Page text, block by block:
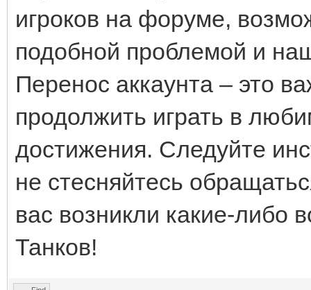
игроков на форуме,
подобной проблемой и
Перенос аккаунта – это
продолжить играть в
достижения. Следуйте
не стесняйтесь
вас возникли какие-либо
Танков!